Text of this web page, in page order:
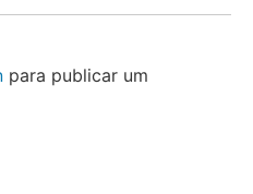
para publicar um